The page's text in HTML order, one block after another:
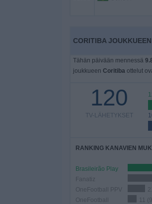
CORITIBA
Tähän päivään mennessä
joukkueen Coritibaottelut
120
TV-LÄHETYKSET
RANKING KANAVIEN
Brasileirão Play
Fanatiz
OneFootball PPV
OneFootball
11